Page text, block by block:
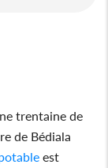
trentaine de
de Bédiala
est